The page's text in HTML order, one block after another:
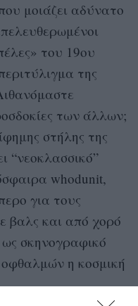
μοιάζει αδύνατο
του 19ου
της
των άλλων;
στήλης της
“νεοκλασσικό”
whodunit,
για τους
βαλς και από χορό
σκηνογραφικό
η κοσμική